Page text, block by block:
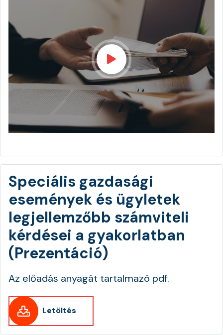
Speciális gazdasági
események és ügyletek
legjellemzőbb számviteli
kérdései a gyakorlatban
(Prezentáció)
Az előadás anyagát tartalmazó pdf.
Letöltés